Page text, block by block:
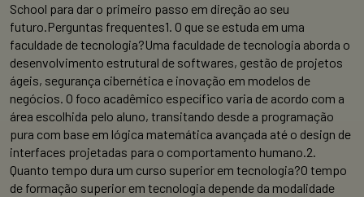
School para dar o primeiro passo em direção ao seu
futuro.Perguntas frequentes1. O que se estuda em uma
faculdade de tecnologia?Uma faculdade de tecnologia aborda o
desenvolvimento estrutural de softwares, gestão de projetos
ágeis, segurança cibernética e inovação em modelos de
negócios. O foco acadêmico específico varia de acordo com a
área escolhida pelo aluno, transitando desde a programação
pura com base em lógica matemática avançada até o design de
interfaces projetadas para o comportamento humano.2.
Quanto tempo dura um curso superior em tecnologia?O tempo
de formação superior em tecnologia depende da modalidade